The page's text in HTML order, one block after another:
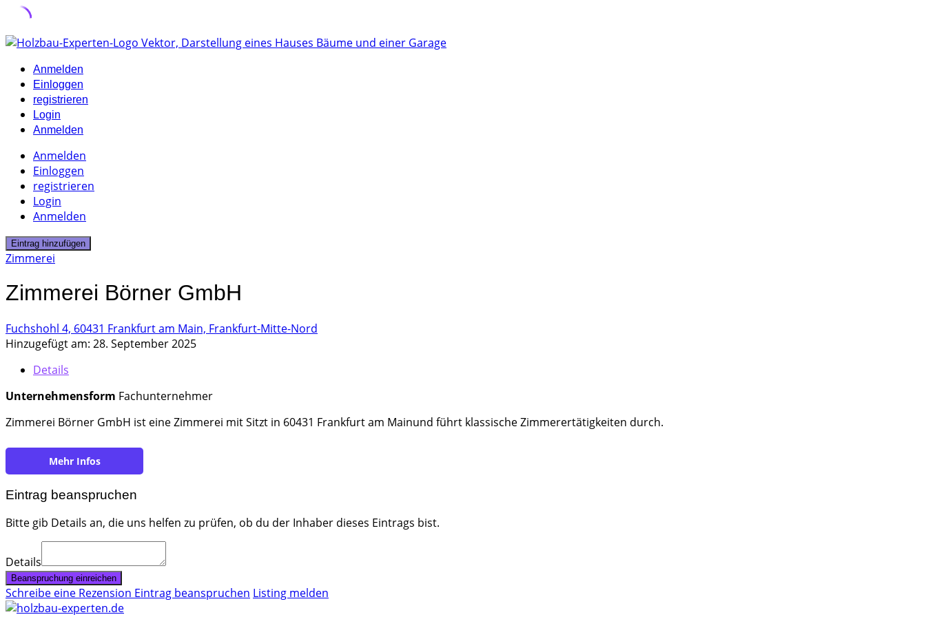
Skip
contentAnmelden
Einloggen
registrieren
Login
Anmelden
Anmelden
Einloggen
registrieren
Login
Anmelden
Eintrag hinzufügen
Zimmerei
Zimmerei Börner GmbH
Fuchshohl 4, 60431 Frankfurt am Main, Frankfurt-Mitte-Nord
Hinzugefügt am: 28. September 2025
Details
Unternehmensform Fachunternehmer
Zimmerei Börner GmbH ist eine Zimmerei mit Sitzt in 60431 Frankfurt am Mainund führt klassische Zimmerertätigkeiten durch.
https://www.zimmerei-boerner.de/
Eintrag beanspruchen
Bitte gib Details an, die uns helfen zu prüfen, ob du der Inhaber dieses Eintrags bist.
Details
Beanspruchung einreichen
Schreibe eine Rezension Eintrag beanspruchen Listing melden